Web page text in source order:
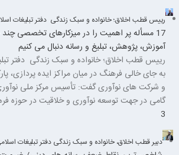
رییس قطب اخلاق؛ خانواده و سبک زندگی دفتر تبلیغات
17 مسأله پر اهمیت را در میزکارهای تخصصی
آموزش، پژوهش، تبلیغ و رسانه دنبال می‌ کنیم
رییس قطب اخلاق؛ خانواده و سبک زندگی دفتر
به جای خالی فرهنگ در میان مراکز ایده پردازی،
و شرکت های نوآوری گفت: تأسیس مرکز ملی
گامی در جهت توسعه نوآوری و خلاقیت در حوزه
3
دبیر قطب اخلاق، خانواده و سبک زندگی دفتر تبلیغات